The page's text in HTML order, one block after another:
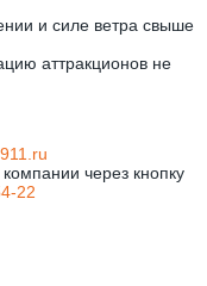
и силе ветра свыше
аттракционов не
через кнопку
22